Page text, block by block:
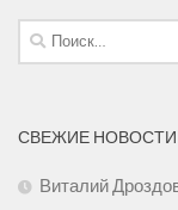
Найти:
СВЕЖИЕ НОВОСТИ
Виталий